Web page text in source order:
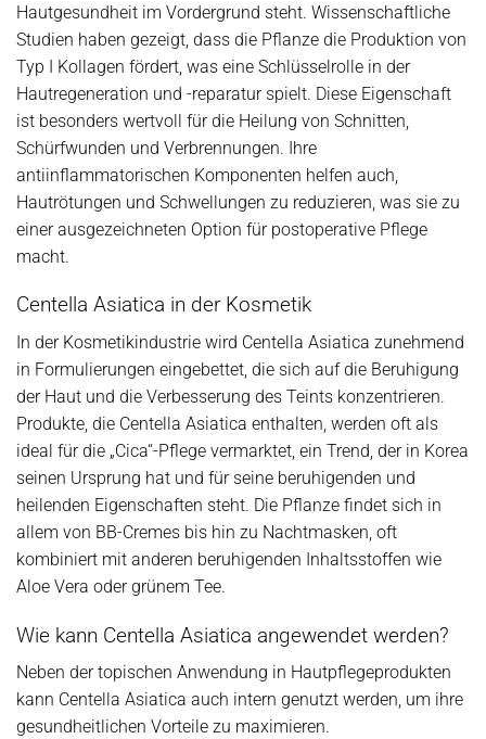
Hautgesundheit im Vordergrund steht. Wissenschaftliche
Studien haben gezeigt, dass die Pflanze die Produktion von
Typ I Kollagen fördert, was eine Schlüsselrolle in der
Hautregeneration und -reparatur spielt. Diese Eigenschaft
ist besonders wertvoll für die Heilung von Schnitten,
Schürfwunden und Verbrennungen. Ihre
antiinflammatorischen Komponenten helfen auch,
Hautrötungen und Schwellungen zu reduzieren, was sie zu
einer ausgezeichneten Option für postoperative Pflege
macht.
Centella Asiatica in der Kosmetik
In der Kosmetikindustrie wird Centella Asiatica zunehmend
in Formulierungen eingebettet, die sich auf die Beruhigung
der Haut und die Verbesserung des Teints konzentrieren.
Produkte, die Centella Asiatica enthalten, werden oft als
ideal für die „Cica“-Pflege vermarktet, ein Trend, der in Korea
seinen Ursprung hat und für seine beruhigenden und
heilenden Eigenschaften steht. Die Pflanze findet sich in
allem von BB-Cremes bis hin zu Nachtmasken, oft
kombiniert mit anderen beruhigenden Inhaltsstoffen wie
Aloe Vera oder grünem Tee.
Wie kann Centella Asiatica angewendet werden?
Neben der topischen Anwendung in Hautpflegeprodukten
kann Centella Asiatica auch intern genutzt werden, um ihre
gesundheitlichen Vorteile zu maximieren.